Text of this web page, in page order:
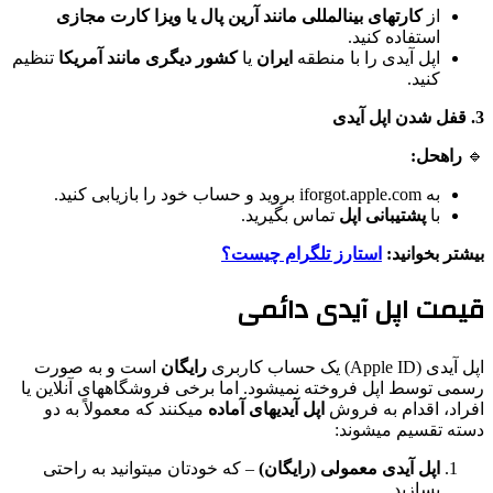
ازکارتهای بینالمللی مانند آرین پال یا ویزا کارت مجازی
استفاده کنید.
اپل آیدی را با منطقه ایران یاکشور دیگری مانند آمریکا تنظیم
کنید.
3. قفل شدن اپل آیدی
🔹 راهحل:
به iforgot.apple.com بروید و حساب خود را بازیابی کنید.
با پشتیبانی اپل تماس بگیرید.
بیشتر بخوانید: استارز تلگرام چیست؟
قیمت اپل آیدی دائمی
اپل آیدی (Apple ID) یک حساب کاربری رایگان است و به صورت
رسمی توسط اپل فروخته نمیشود. اما برخی فروشگاههای آنلاین یا
افراد، اقدام به فروش اپل آیدیهای آماده میکنند که معمولاً به دو
دسته تقسیم میشوند:
اپل آیدی معمولی (رایگان) – که خودتان میتوانید به راحتی
بسازید.